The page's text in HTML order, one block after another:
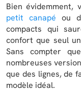
Bien évidemment,
petit canapé ou
compacts qui
confort que seul
Sans compter
nombreuses
que des lignes, de
modèle idéal.